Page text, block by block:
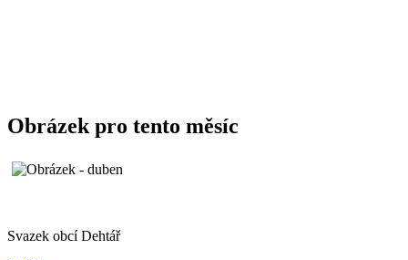
Obrázek pro tento měsíc
Svazek obcí Dehtář